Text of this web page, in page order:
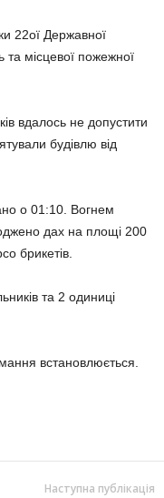
22ої Державної
місцевої пожежної
вдалось не допустити
будівлю від
о 01:10. Вогнем
дах на площі 200
брикетів.
та 2 одиниці
встановлюється.
Наступна публікація